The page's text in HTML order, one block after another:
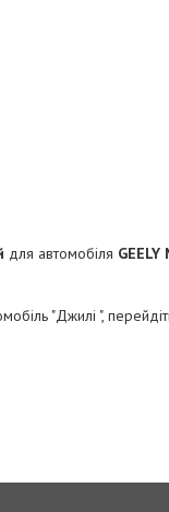
для автомобіля GEELY
"Джилі ",